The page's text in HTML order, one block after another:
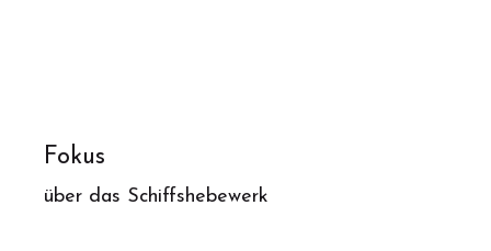
Fokus
über das Schiffshebewerk